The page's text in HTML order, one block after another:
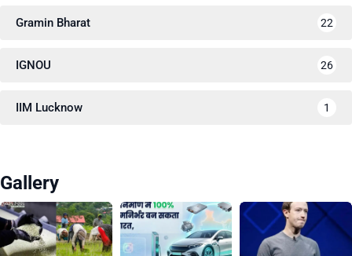
Gramin Bharat 22
IGNOU 26
IIM Lucknow 1
Gallery